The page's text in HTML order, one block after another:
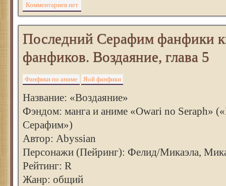
Комментариев нет
Последний Серафим фанфики
фанфиков. Воздаяние, глава 5
Фанфики по аниме Яой фанфики
Название: «Воздаяние»
Фэндом: манга и аниме «Owari no Seraph»
Серафим»)
Автор: Abyssian
Персонажи (Пейринг): Фелид/Микаэла,
Рейтинг: R
Жанр: общий